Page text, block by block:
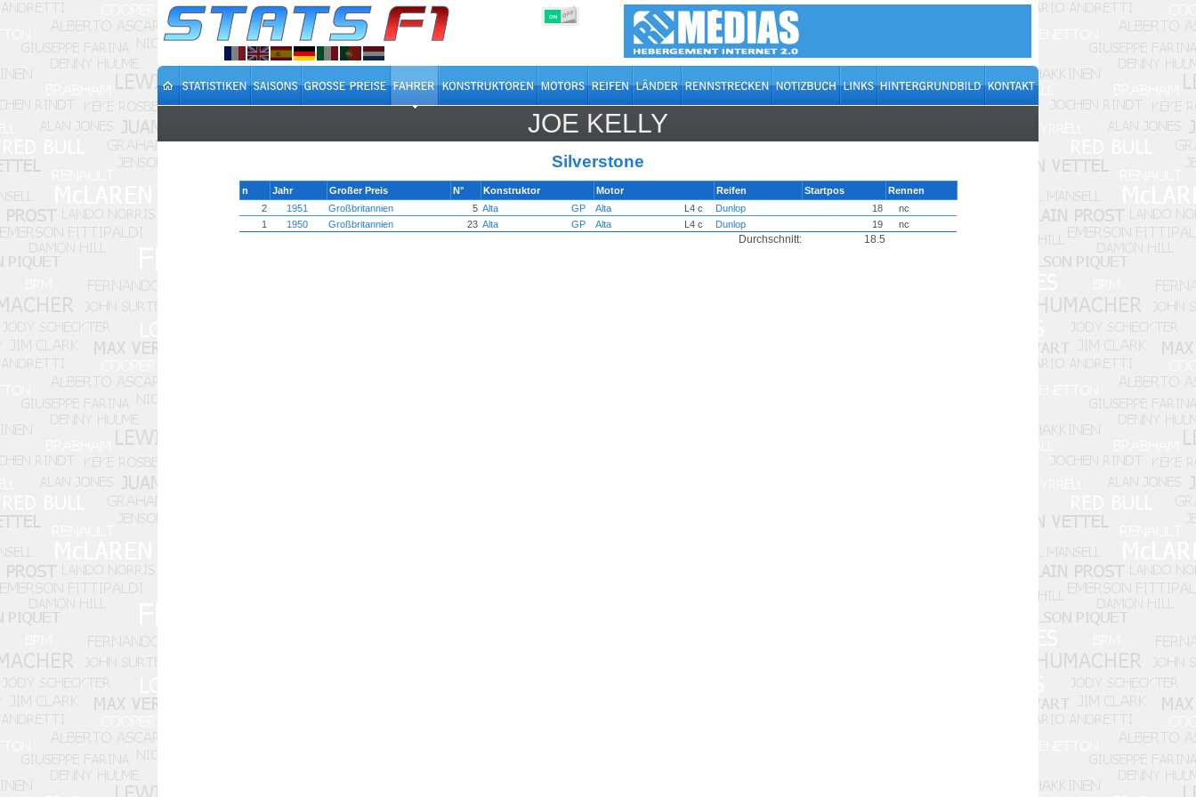
ON OFF
JOE KELLY
Silverstone
n Jahr Großer Preis N° Konstruktor Motor Reifen Startpos
Rennen
2
1951 Großbritannien 5 Alta GP Alta L4 c Dunlop 18
nc
1
1950 Großbritannien 23 Alta GP Alta L4 c Dunlop 19 nc
Durchschnitt: 18.5